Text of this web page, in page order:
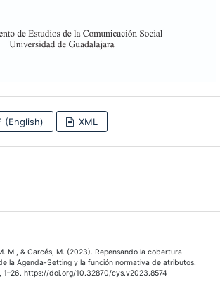
(English) XML
M., & Garcés, M. (2023). Repensando la cobertura
la Agenda-Setting y la función normativa de atributos.
1–26. https://doi.org/10.32870/cys.v2023.8574